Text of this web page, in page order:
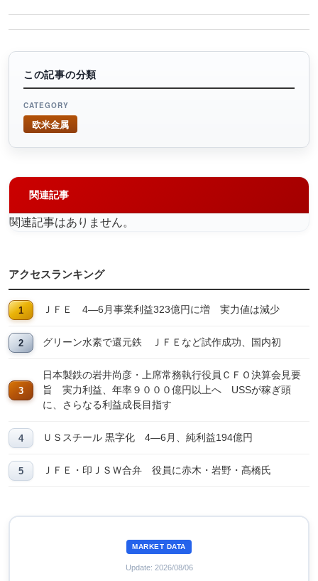
この記事の分類
CATEGORY
欧米金属
関連記事
関連記事はありません。
アクセスランキング
ＪＦＥ 4―6月事業利益323億円に増 実力値は減少
グリーン水素で還元鉄 ＪＦＥなど試作成功、国内初
日本製鉄の岩井尚彦・上席常務執行役員ＣＦＯ決算会見要
旨 実力利益、年率９０００億円以上へ USSが稼ぎ頭
に、さらなる利益成長目指す
ＵＳスチール 黒字化 4―6月、純利益194億円
ＪＦＥ・印ＪＳＷ合弁 役員に赤木・岩野・髙橋氏
MARKET DATA
Update: 2026/08/06